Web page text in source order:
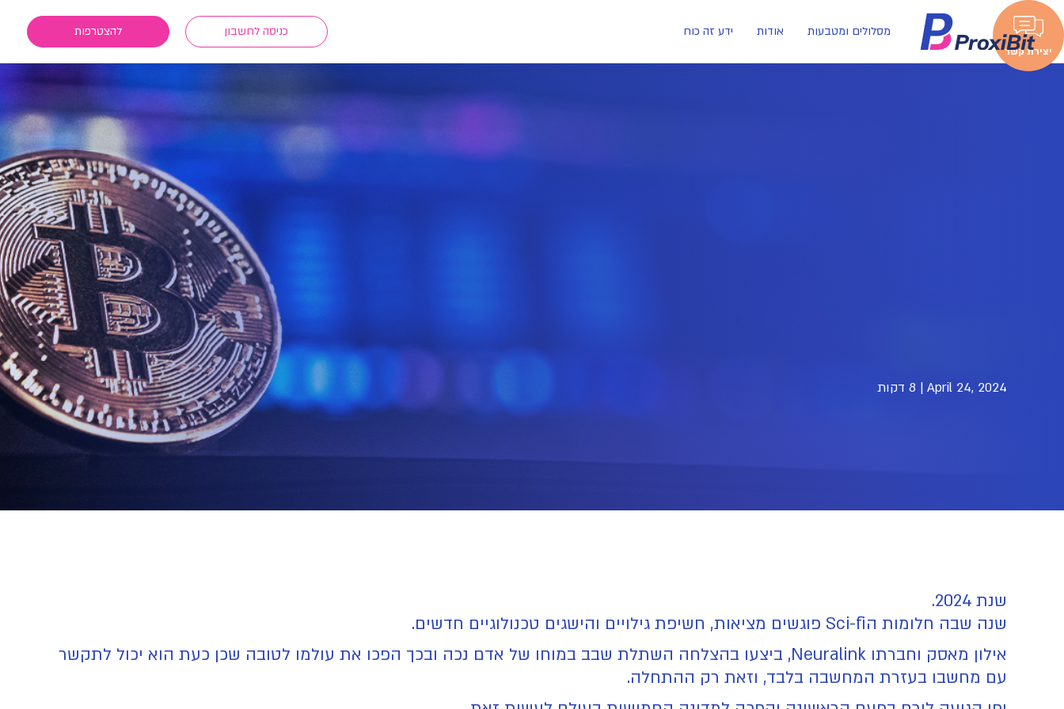
יצירת קשר
מסלולים ומטבעות אודות ידע זה כוח כניסה לחשבון להצטרפות
April 24, 2024
| 8 דקות
שנת 2024.
שנה שבה חלומות הSci-fi פוגשים מציאות, חשיפת גילויים והישגים טכנולוגיים חדשים.
אילון מאסק וחברתו Neuralink, ביצעו בהצלחה השתלת שבב במוחו של אדם נכה ובכך הפכו את עולמו לטובה שכן כעת הוא יכול לתקשר
עם מחשבו בעזרת המחשבה בלבד, וזאת רק ההתחלה.